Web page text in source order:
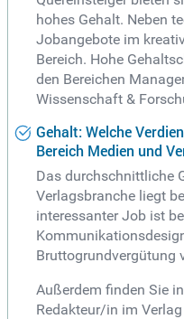
hohes Gehalt. Neben
Jobangebote im
Bereich. Hohe
den Bereichen
Wissenschaft &
Gehalt: Welche
Bereich Medien und
Das durchschnittliche
Verlagsbranche liegt
interessanter Job ist
Bruttogrundvergütung
Außerdem finden Sie
Redakteur/in im